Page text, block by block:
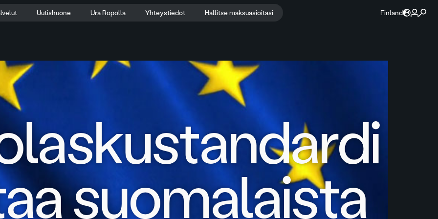
Uutishuone Ura Ropolla Yhteystiedot Hallitse maksuasioitasi Finland
suomalaista